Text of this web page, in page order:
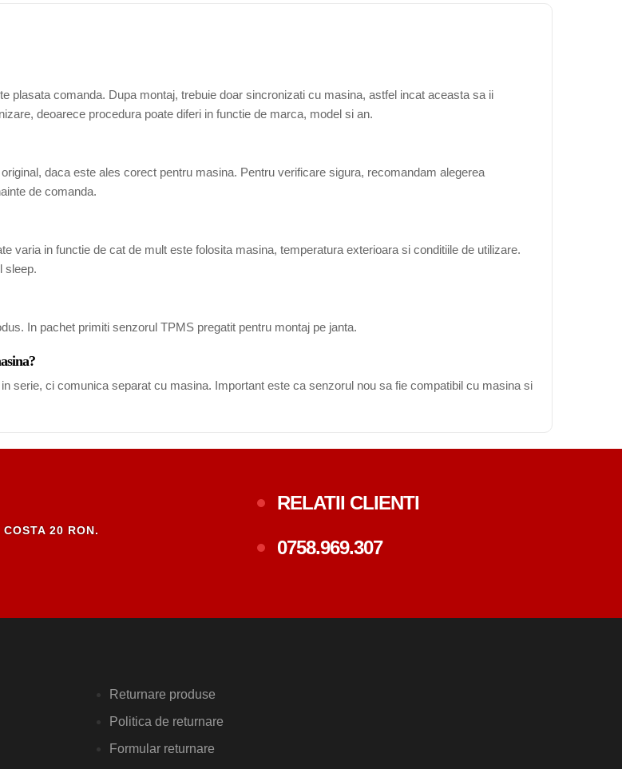
plasata comanda. Dupa montaj, trebuie doar sincronizati cu masina, astfel incat aceasta sa ii
deoarece procedura poate diferi in functie de marca, model si an.
daca este ales corect pentru masina. Pentru verificare sigura, recomandam alegerea
de comanda.
varia in functie de cat de mult este folosita masina, temperatura exterioara si conditiile de utilizare.
sleep.
In pachet primiti senzorul TPMS pregatit pentru montaj pe janta.
serie, ci comunica separat cu masina. Important este ca senzorul nou sa fie compatibil cu masina si
20 RON.
RELATII CLIENTI
0758.969.307
Returnare produse
Politica de returnare
Formular returnare